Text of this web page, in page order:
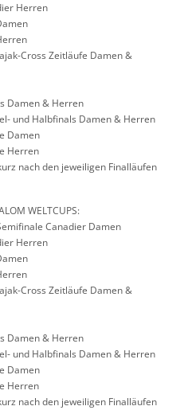
Herren
-Cross Zeitläufe Damen &
Damen & Herren
- und Halbfinals Damen & Herren
Damen
Herren
nach den jeweiligen Finalläufen
WELTCUPS:
Canadier Damen
Herren
-Cross Zeitläufe Damen &
Damen & Herren
- und Halbfinals Damen & Herren
Damen
Herren
nach den jeweiligen Finalläufen